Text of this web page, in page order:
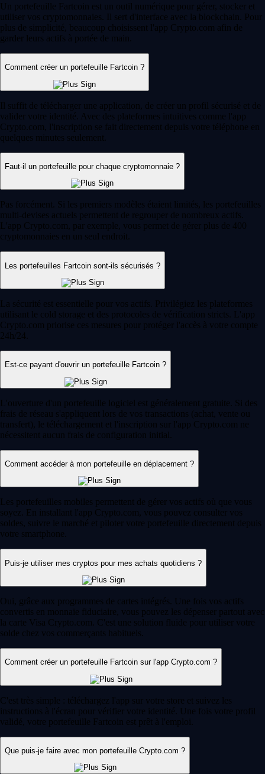
Un portefeuille Fartcoin est un outil numérique pour gérer, stocker et
utiliser vos cryptomonnaies. Il sert d'interface avec la blockchain. Pour
plus de simplicité, beaucoup choisissent l'app Crypto.com afin de
garder leurs actifs à portée de main.
Comment créer un portefeuille Fartcoin ?
Il suffit de télécharger une application, de créer un profil sécurisé et de
valider votre identité. Avec des plateformes intuitives comme l'app
Crypto.com, l'inscription se fait directement depuis votre téléphone en
quelques minutes seulement.
Faut-il un portefeuille pour chaque cryptomonnaie ?
Pas forcément. Si les premiers modèles étaient limités, les portefeuilles
multi-devises actuels permettent de regrouper de nombreux actifs.
L'app Crypto.com, par exemple, vous permet de gérer plus de 400
cryptomonnaies en un seul endroit.
Les portefeuilles Fartcoin sont-ils sécurisés ?
La sécurité est essentielle pour vos actifs. Privilégiez les plateformes
utilisant le cold storage et des protocoles de vérification stricts. L'app
Crypto.com priorise ces mesures pour protéger l'accès à votre compte
24h/24.
Est-ce payant d'ouvrir un portefeuille Fartcoin ?
L'ouverture d'un portefeuille logiciel est généralement gratuite. Si des
frais de réseau s'appliquent lors de vos transactions (achat, vente ou
transfert), le téléchargement et l'inscription sur l'app Crypto.com ne
nécessitent aucun frais de configuration initial.
Comment accéder à mon portefeuille en déplacement ?
Les portefeuilles mobiles permettent de gérer vos actifs où que vous
soyez. En installant l'app Crypto.com, vous pouvez consulter vos
soldes, suivre le marché et piloter votre portefeuille directement depuis
votre smartphone.
Puis-je utiliser mes cryptos pour mes achats quotidiens ?
Oui, grâce aux programmes de cartes intégrés. Une fois vos actifs
convertis en monnaie fiduciaire, vous pouvez les dépenser partout avec
la carte Visa Crypto.com. C'est une solution fluide pour utiliser votre
solde chez vos commerçants habituels.
Comment créer un portefeuille Fartcoin sur l'app Crypto.com ?
C'est très simple : téléchargez l'app sur votre store et suivez les
instructions à l'écran pour vérifier votre identité. Une fois votre profil
validé, votre portefeuille Fartcoin est prêt à l'emploi.
Que puis-je faire avec mon portefeuille Crypto.com ?